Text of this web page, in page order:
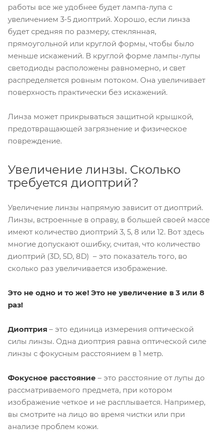
работы все же удобнее будет лампа-лупа с
увеличением 3-5 диоптрий. Хорошо, если линза
будет средняя по размеру, стеклянная,
прямоугольной или круглой формы, чтобы было
меньше искажений. В круглой форме лампы-лупы
светодиоды расположены равномерно, и свет
распределяется ровным потоком. Она увеличивает
поверхность практически без искажений.
Линза может прикрываться защитной крышкой,
предотвращающей загрязнение и физическое
повреждение.
Увеличение линзы. Сколько
требуется диоптрий?
Увеличение линзы напрямую зависит от диоптрий.
Линзы, встроенные в оправу, в большей своей массе
имеют количество диоптрий 3, 5, 8 или 12. Вот здесь
многие допускают ошибку, считая, что количество
диоптрий (3D, 5D, 8D) – это показатель того, во
сколько раз увеличивается изображение.
Это не одно и то же! Это не увеличение в 3 или 8
раз!
Диоптрия – это единица измерения оптической
силы линзы. Одна диоптрия равна оптической силе
линзы с фокусным расстоянием в 1 метр.
Фокусное расстояние – это расстояние от лупы до
рассматриваемого предмета, при котором
изображение четкое и не расплывается. Например,
вы смотрите на лицо во время чистки или при
анализе проблем кожи.